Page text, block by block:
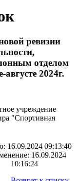
ревизии
отделом
2024г.
учреждение
"Спортивная
16.09.2024 09:13:40
16.09.2024
10:16:24